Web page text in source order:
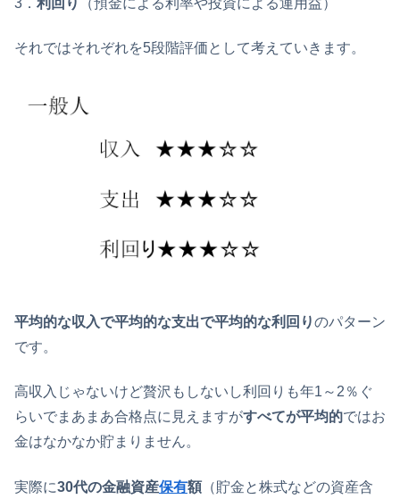
それではそれぞれを5段階評価として考えていきます。
平均的な収入で平均的な支出で平均的な利回りのパターン
です。
高収入じゃないけど贅沢もしないし利回りも年1～2％ぐ
らいでまあまあ合格点に見えますがすべてが平均的ではお
金はなかなか貯まりません。
実際に30代の金融資産保有額（貯金と株式などの資産含